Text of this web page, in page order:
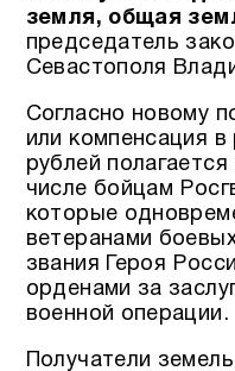
земля, общая
председатель
Севастополя
Согласно новому
или компенсация
рублей
числе бойцам
которые
ветеранами
звания Героя
орденами за
военной операции.
Получатели